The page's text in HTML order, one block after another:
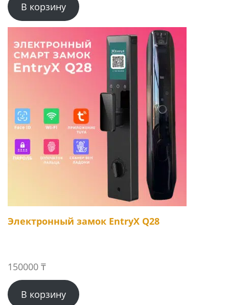
В корзину
Электронный замок EntryX Q28
150000 ₸
В корзину